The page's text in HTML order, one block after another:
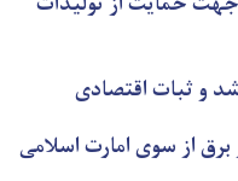
و ثبات اقتصادی
از سوی امارت اسلامی